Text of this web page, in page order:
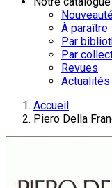
À paraître
Par
Par
Revues
Actualités
Accueil
Piero Della